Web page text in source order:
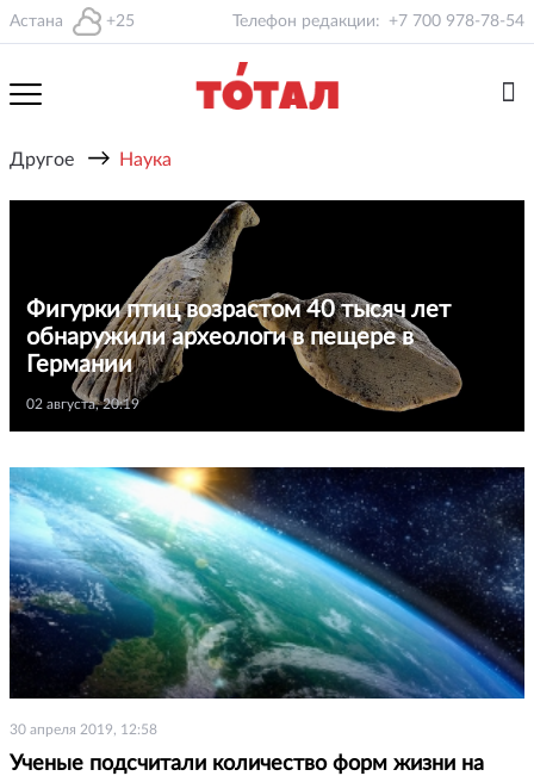
Астана +25 Телефон редакции: +7 700 978-78-54
Другое → Наука
Фигурки птиц возрастом 40 тысяч лет
обнаружили археологи в пещере в
Германии
02 августа, 20:19
30 апреля 2019, 12:58
Ученые подсчитали количество форм жизни на